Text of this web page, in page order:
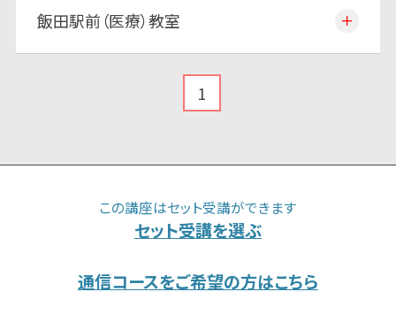
飯田駅前（医療）教室
1
この講座はセット受講ができます
セット受講を選ぶ
通信コースをご希望の方はこちら